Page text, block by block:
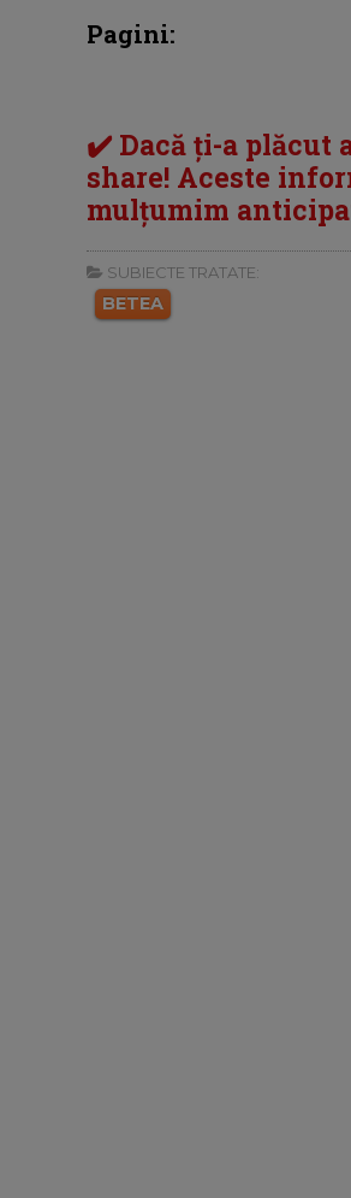
Pagini:
✔️ Dacă ți-a plăcut
share! Aceste
mulțumim
SUBIECTE TRATATE:
BETEA